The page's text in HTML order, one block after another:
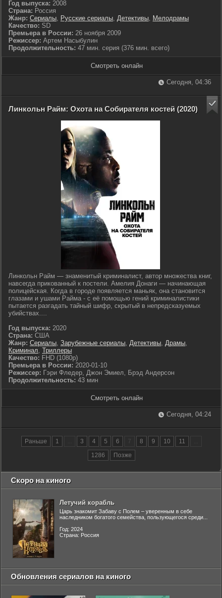
Год выпуска: 2008
Страна: Россия
Жанр: Сериалы, Русские сериалы, Детективы, Мелодрамы
Качество: SD
Премьера в России: 26 ноября 2009
Режиссер: Артем Насыбулин
Продолжительность: 47 мин. серия (376 мин. всего)
Смотреть онлайн
Сегодня, 04:36
Линкольн Райм: Охота на Собирателя костей (2020)
Линкольн Райм — знаменитый криминалист, автор множества книг,
навсегда прикованный к постели. Амелия Донаги — начинающая
полицейская. Когда в городе появляется маньяк, она становится
глазами и ушами Райма - с её помощью гений криминалистики
пытается разгадать тайный шифр, скрытый в непредсказуемых
убийствах....
Год выпуска: 2020
Страна: США
Жанр: Сериалы, Зарубежные сериалы, Детективы, Драмы,
Криминал, Триллеры
Качество: FHD (1080p)
Премьера в России: 2020-01-10
Режиссер: Гэри Фледер, Джон Эмиел, Брэд Андерсон
Продолжительность: 43 мин
Смотреть онлайн
Сегодня, 04:24
Раньше 1 ... 3 4 5 6 7 8 9 10 11
...
1286
Позже
Скоро на киного
Летучий корабль
Царь знакомит Забаву с Полем – уверенным в себе
наследником богатого семейства, пользующегося среди...
Год: 2024
Страна: Россия
Обновления сериалов на киного